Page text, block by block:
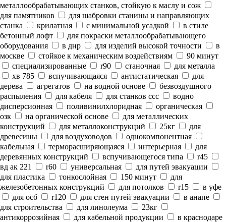
металлообрабатывающих станков, стойкую к маслу и сож
для памятников
для шабровки станины и направляющих
станка
крилатная с минимальной усадкой
в стиле
бетонный лофт
для покраски металлообрабатывающего
оборудования
в днр для изделий высокой точности
в
москве
стойкое к механическим воздействиям
90 минут
специализированные
r90 станочная
для металла
хв 785
вспучивающаяся антистатическая
для
дерева
агрегатов на водной основе
безвоздушного
распыления
для кабеля для станков ссс
водно
дисперсионная
поливинилхлоридная
органическая
озк
на органической основе
для металлических
конструкций
для металлоконструкций 25кг
для
древесины
для воздуховодов
однокомпонентная
кабельная
терморасширяющаяся интерьерная
для
деревянных конструкций
вспучивающегося типа
r45
вд ак 221
r60 универсальная
для путей эвакуации
для пластика
тонкослойная 150 минут
для
железобетонных конструкций
для потолков r15
в уфе
для осб
r120 для стен путей эвакуации
в анапе
для строительства
для линолеума
23кг
антикоррозийная
для кабельной продукции
в краснодаре